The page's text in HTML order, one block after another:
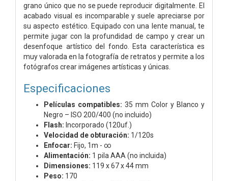
grano único que no se puede reproducir digitalmente. El
acabado visual es incomparable y suele apreciarse por
su aspecto estético. Equipado con una lente manual, te
permite jugar con la profundidad de campo y crear un
desenfoque artístico del fondo. Esta característica es
muy valorada en la fotografía de retratos y permite a los
fotógrafos crear imágenes artísticas y únicas.
Especificaciones
Películas compatibles: 35 mm Color y Blanco y
Negro – ISO 200/400 (no incluido)
Flash: Incorporado (120uf.)
Velocidad de obturación: 1/120s
Enfocar: Fijo, 1m - ∞
Alimentación: 1 pila AAA (no incluida)
Dimensiones: 119 x 67 x 44 mm
Peso: 170